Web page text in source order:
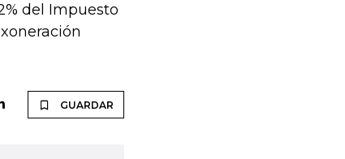
del Impuesto
GUARDAR